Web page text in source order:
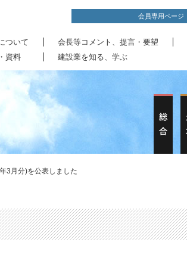
会員専用ページ
ついて 会長等コメント、提言・要望
資料
建設業を知る、学ぶ
3月分)を公表しました